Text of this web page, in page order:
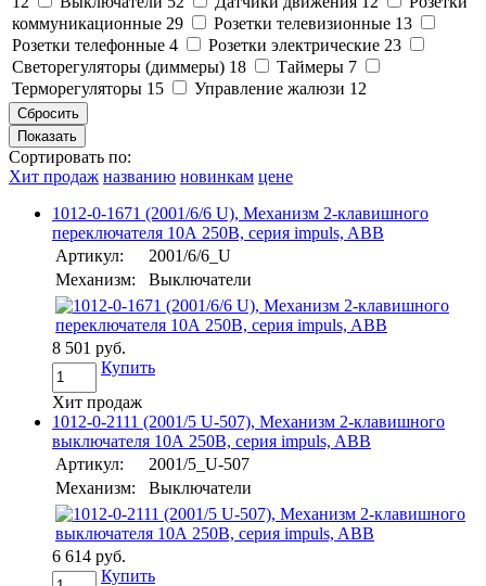
коммуникационные 29 Розетки телевизионные 13
Розетки телефонные 4 Розетки электрические 23
Светорегуляторы (диммеры) 18 Таймеры 7
Терморегуляторы 15 Управление жалюзи 12
Сортировать по:
Хит продаж названию новинкам цене
1012-0-1671 (2001/6/6 U), Механизм 2-клавишного
переключателя 10А 250В, серия impuls, ABB
Артикул:
2001/6/6_U
Механизм:
Выключатели
8 501 руб.
Купить
Хит продаж
1012-0-2111 (2001/5 U-507), Механизм 2-клавишного
выключателя 10А 250В, серия impuls, ABB
Артикул:
2001/5_U-507
Механизм:
Выключатели
6 614 руб.
Купить